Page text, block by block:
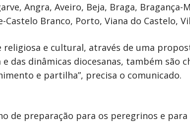
Angra, Aveiro, Beja, Braga,
Branco, Porto, Viana do Castelo,
religiosa e cultural, através de uma
das dinâmicas diocesanas, também são
e partilha”, precisa o comunicado.
de preparação para os peregrinos e